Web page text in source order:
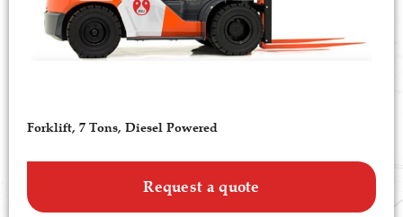
Forklift, 7 Tons, Diesel Powered
Request a quote